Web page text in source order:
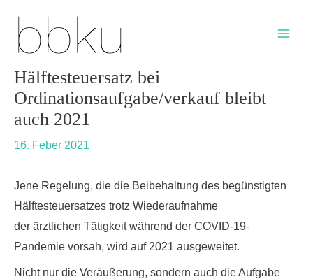
content
Hälftesteuersatz bei
Ordinationsaufgabe/verkauf bleibt
auch 2021
16. Feber 2021
Jene Regelung, die die Beibehaltung des begünstigten
Hälftesteuersatzes trotz Wiederaufnahme
der ärztlichen Tätigkeit während der COVID-19-
Pandemie vorsah, wird auf 2021 ausgeweitet.
Nicht nur die Veräußerung, sondern auch die Aufgabe
navigation